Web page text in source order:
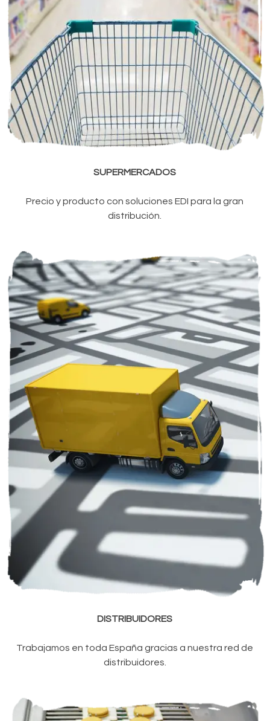
SUPERMERCADOS
Precio y producto con soluciones EDI para la gran
distribución.
DISTRIBUIDORES
Trabajamos en toda España gracias a nuestra red de
distribuidores.